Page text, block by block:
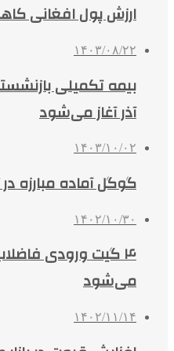
ارزش پول افغانی
۱۴۰۳/۰۸/۲۲
بیمه تکمیلی
آذر آغاز می‌شود
۱۴۰۳/۱۰/۰۲
گوگل آماده مبارزه
۱۴۰۲/۱۰/۳۰
۴ گیت ورودی
می‌شود
۱۴۰۲/۱۱/۱۴